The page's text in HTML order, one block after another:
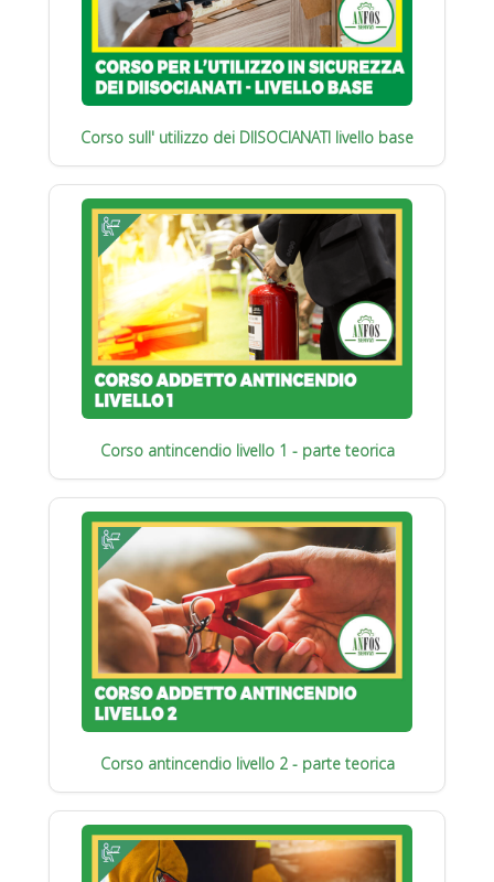
Corso sull' utilizzo dei DIISOCIANATI livello base
Corso antincendio livello 1 - parte teorica
Corso antincendio livello 2 - parte teorica